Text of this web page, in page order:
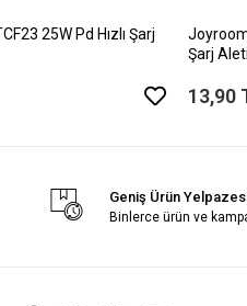
25W Pd Hızlı Şarj
Şarj Aleti
13,90
Geniş Ürün
Binlerce ürün ve